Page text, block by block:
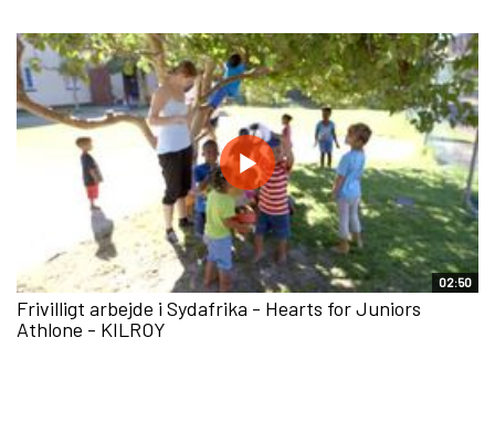
02:50
Frivilligt arbejde i Sydafrika - Hearts for Juniors
Athlone - KILROY